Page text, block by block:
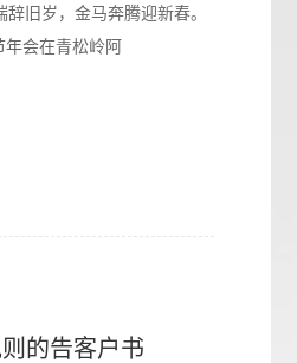
岁，金马奔腾迎新春。
会在青松岭阿
的告客户书